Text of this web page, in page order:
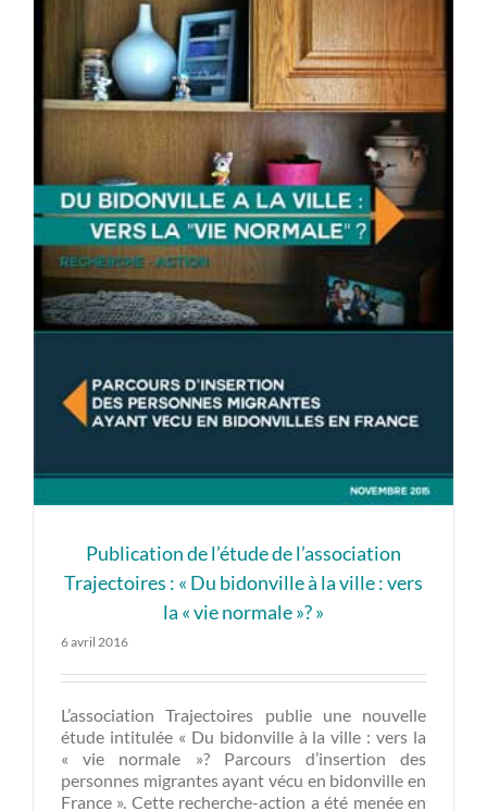
Publication de l’étude de l’association
Trajectoires : « Du bidonville à la ville : vers
la « vie normale »? »
6 avril 2016
L’association Trajectoires publie une nouvelle
étude intitulée « Du bidonville à la ville : vers la
« vie normale »? Parcours d’insertion des
personnes migrantes ayant vécu en bidonville en
France ». Cette recherche-action a été menée en